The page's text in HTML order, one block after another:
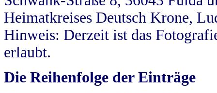
Heimatkreises Deutsch Krone,
Hinweis: Derzeit ist das
erlaubt.
Die Reihenfolge der Einträge